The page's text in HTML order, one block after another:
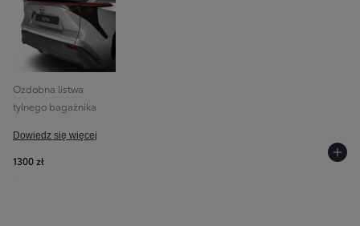
Ozdobna listwa
tylnego bagażnika
Dowiedz się więcej
1300 zł